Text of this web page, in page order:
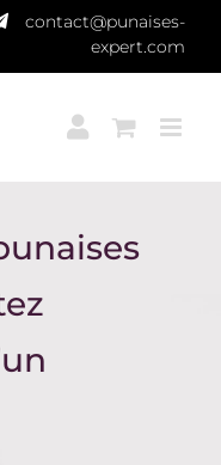
contact@punaises-
expert.com